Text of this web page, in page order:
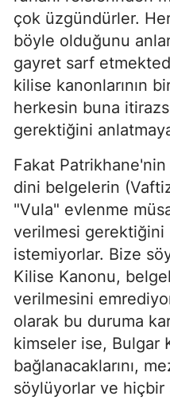
çok üzgündürler.
böyle olduğunu
gayret sarf
kilise kanonlarının
herkesin buna
gerektiğini
Fakat Patrikhane'nin
dini belgelerin
"Vula" evlenme
verilmesi
istemiyorlar. Bize
Kilise Kanonu,
verilmesini
olarak bu duruma
kimseler ise, Bulgar
bağlanacaklarını,
söylüyorlar ve hiçbir